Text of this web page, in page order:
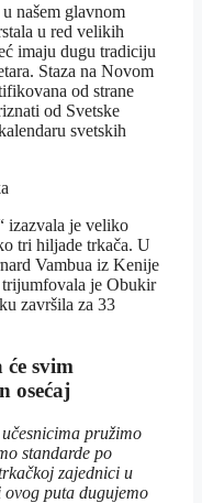
našem glavnom
u red velikih
imaju dugu tradiciju
Staza na Novom
od strane
od Svetske
svetskih
izazvala je veliko
tri hiljade trkača. U
Vambua iz Kenije
je Obukir
završila za 33
će svim
osećaj
pružimo
standarde po
zajednici u
puta dugujemo